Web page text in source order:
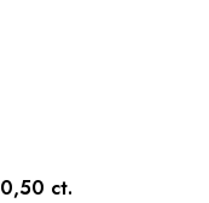
0,50 ct.